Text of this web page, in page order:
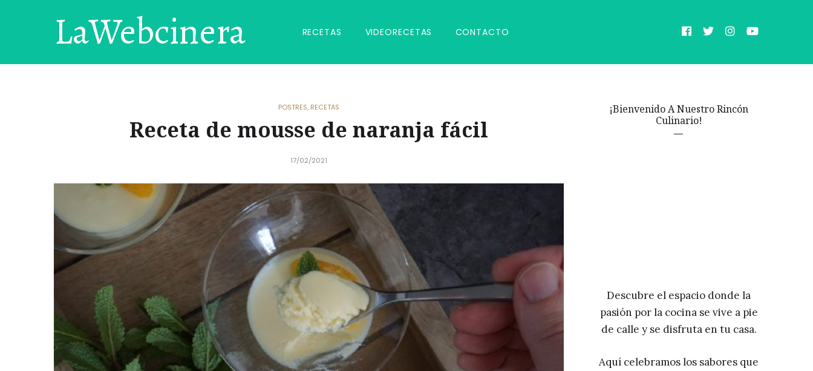
LaWebcinera RECETAS VIDEORECETAS CONTACTO
POSTRES, RECETAS
Receta de mousse de naranja fácil
17/02/2021
¡Bienvenido A Nuestro Rincón
Culinario!
Descubre el espacio donde la
pasión por la cocina se vive a pie
de calle y se disfruta en tu casa.
Aquí celebramos los sabores que